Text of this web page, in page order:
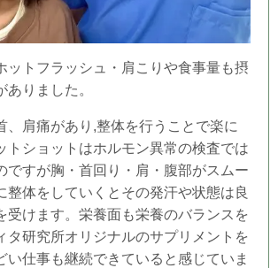
ットフラッシュ・肩こりや食事量も摂
ありました。
、肩痛があり,整体を行うことで楽に
トショットはホルモン異常の検査では
ですが胸・ 首回り・肩・腹部がスムー
整体をしていくとその発汗や状態は良
受けます。栄養面も栄養のバランスを
タ研究所オリジナルのサプリメントを
い仕事も継続できていると感じていま